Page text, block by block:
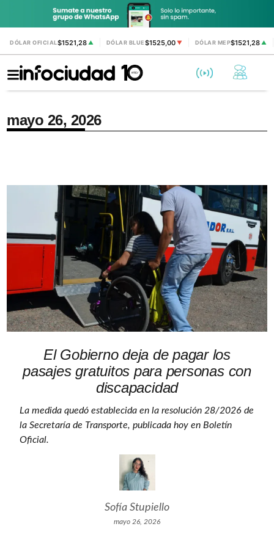
DÓLAR OFICIAL$1521,28 ▲ DÓLAR BLUE$1525,00 ▼ DÓLAR MEP$1521,28▲
mayo 26, 2026
El Gobierno deja de pagar los
pasajes gratuitos para personas con
discapacidad
La medida quedó establecida en la resolución 28/2026 de
la Secretaría de Transporte, publicada hoy en Boletín
Oficial.
Sofía Stupiello
mayo 26, 2026